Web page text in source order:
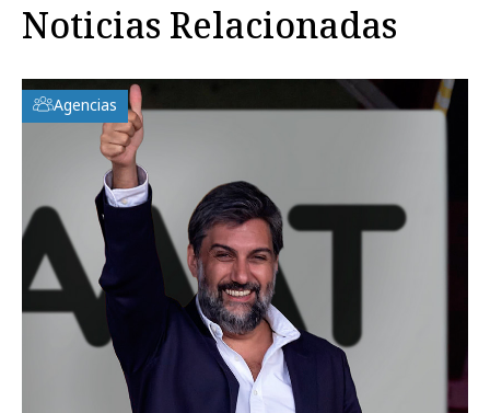
Noticias Relacionadas
Agencias